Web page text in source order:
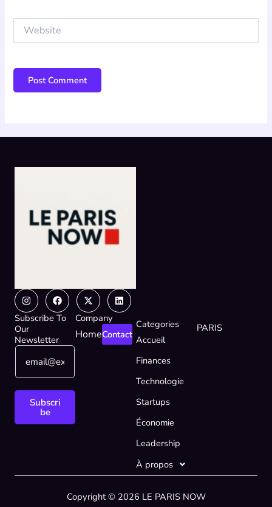
Website
InstagramFacebook
X-
twitter
Linkedin
Subscribe To
Our
Newsletter
*
m
a
*
E
a
Subscri
be
Company
HomeContact
Categories
Accueil
Finances
Technologie
Startups
Économie
Leadership
À propos
PARIS
Copyright © 2026 LE PARIS NOW